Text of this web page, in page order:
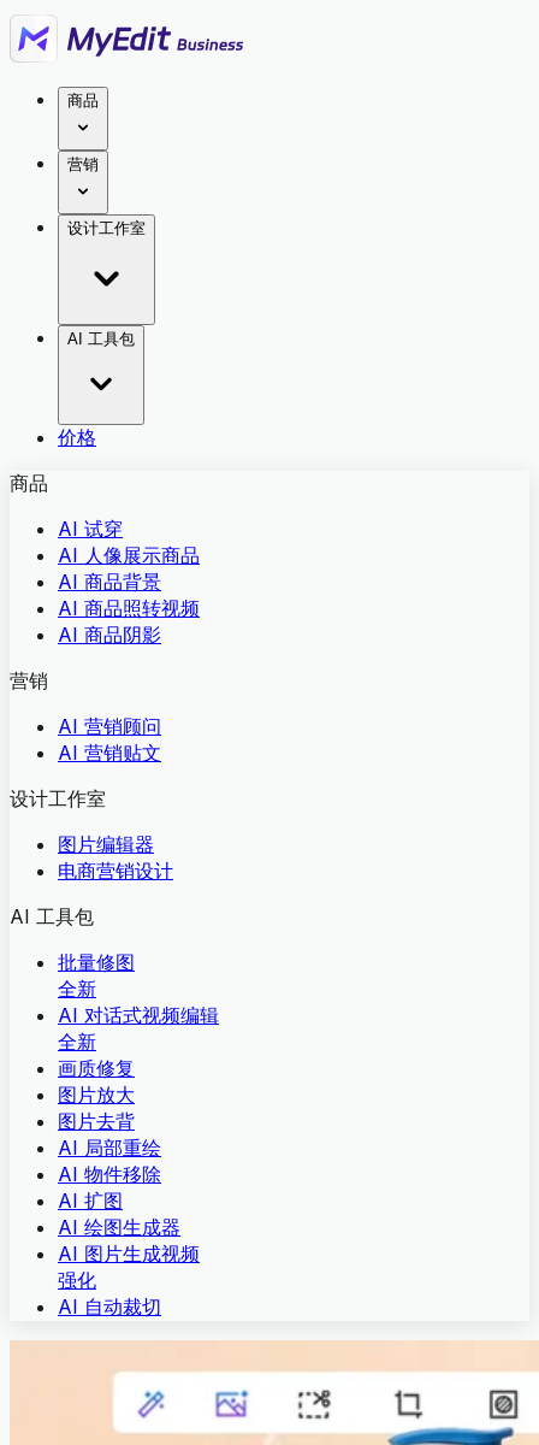
商品
营销
设计工作室
AI 工具包
价格
商品
AI 试穿
AI 人像展示商品
AI 商品背景
AI 商品照转视频
AI 商品阴影
营销
AI 营销顾问
AI 营销贴文
设计工作室
图片编辑器
电商营销设计
AI 工具包
批量修图
全新
AI 对话式视频编辑
全新
画质修复
图片放大
图片去背
AI 局部重绘
AI 物件移除
AI 扩图
AI 绘图生成器
AI 图片生成视频
强化
AI 自动裁切